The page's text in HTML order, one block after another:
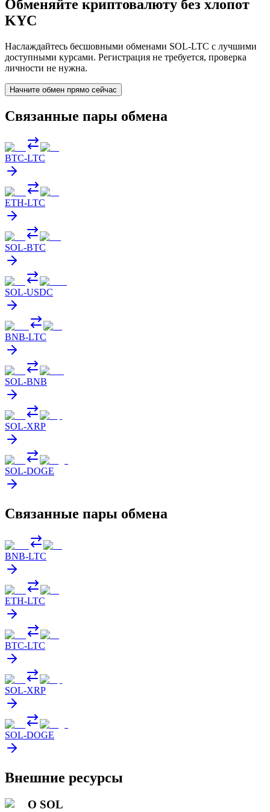
Обменяйте криптовалюту без хлопот
KYC
Наслаждайтесь бесшовными обменами SOL-LTC с лучшими
доступными курсами. Регистрация не требуется, проверка
личности не нужна.
Начните обмен прямо сейчас
Связанные пары обмена
BTC-LTC
ETH-LTC
SOL-BTC
SOL-USDC
BNB-LTC
SOL-BNB
SOL-XRP
SOL-DOGE
Связанные пары обмена
BNB-LTC
ETH-LTC
BTC-LTC
SOL-XRP
SOL-DOGE
Внешние ресурсы
О SOL